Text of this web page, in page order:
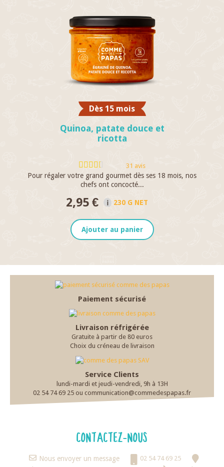
Dès 15 mois
Quinoa, patate douce et
ricotta
31 avis
Pour régaler votre grand gourmet dès ses 18 mois, nos
chefs ont concocté...
2,95 € 230 G NET
Ajouter au panier
Paiement sécurisé
Livraison réfrigérée
Gratuite à partir de 80 euros
Choix du créneau de livraison
Service Clients
lundi-mardi et jeudi-vendredi, 9h à 13H
02 54 74 69 25 ou communication@commedespapas.fr
CONTACTEZ-NOUS
Nous envoyer un message
02 54 74 69 25